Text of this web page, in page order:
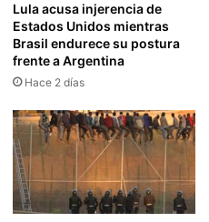
Lula acusa injerencia de
Estados Unidos mientras
Brasil endurece su postura
frente a Argentina
Hace 2 días